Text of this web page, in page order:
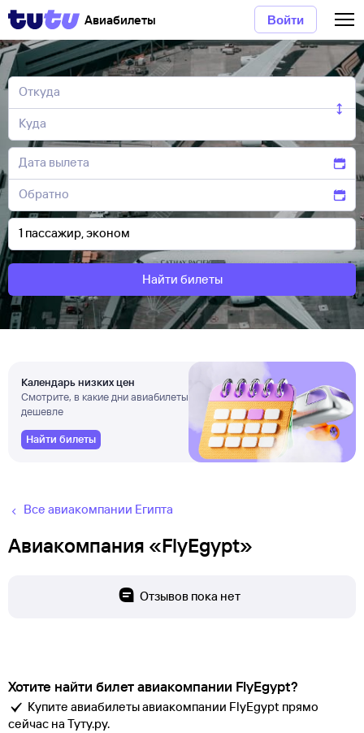
Авиабилеты Войти
Найти билеты
Календарь низких цен
Смотрите, в какие дни авиабилеты
дешевле
Найти билеты
Все авиакомпании Египта
Авиакомпания «FlyEgypt»
Отзывов пока нет
Хотите найти билет авиакомпании FlyEgypt?
Купите авиабилеты авиакомпании FlyEgypt прямо
сейчас на Туту.ру.